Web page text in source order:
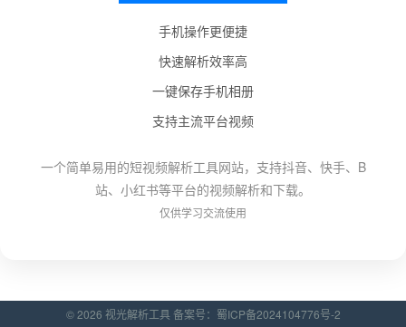
手机操作更便捷
快速解析效率高
一键保存手机相册
支持主流平台视频
一个简单易用的短视频解析工具网站，支持抖音、快手、B
站、小红书等平台的视频解析和下载。
仅供学习交流使用
© 2026 视光解析工具 备案号： 蜀ICP备2024104776号-2